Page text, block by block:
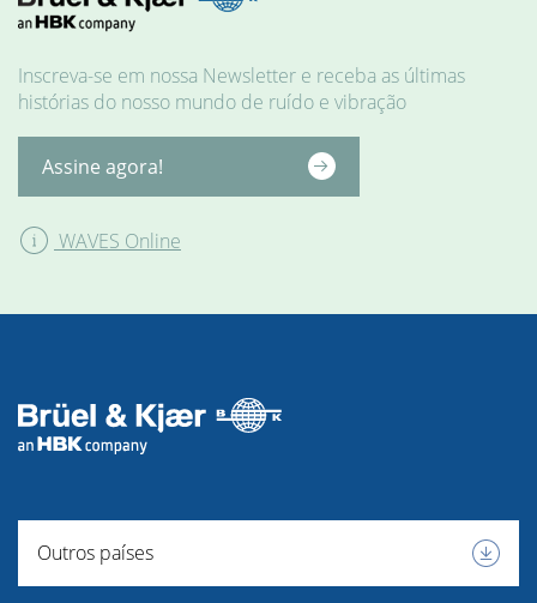
INSTRUMENTOS
Inscreva-se em nossa Newsletter e receba as últimas
histórias do nosso mundo de ruído e vibração
Assine agora!
WAVES Online
Outros países